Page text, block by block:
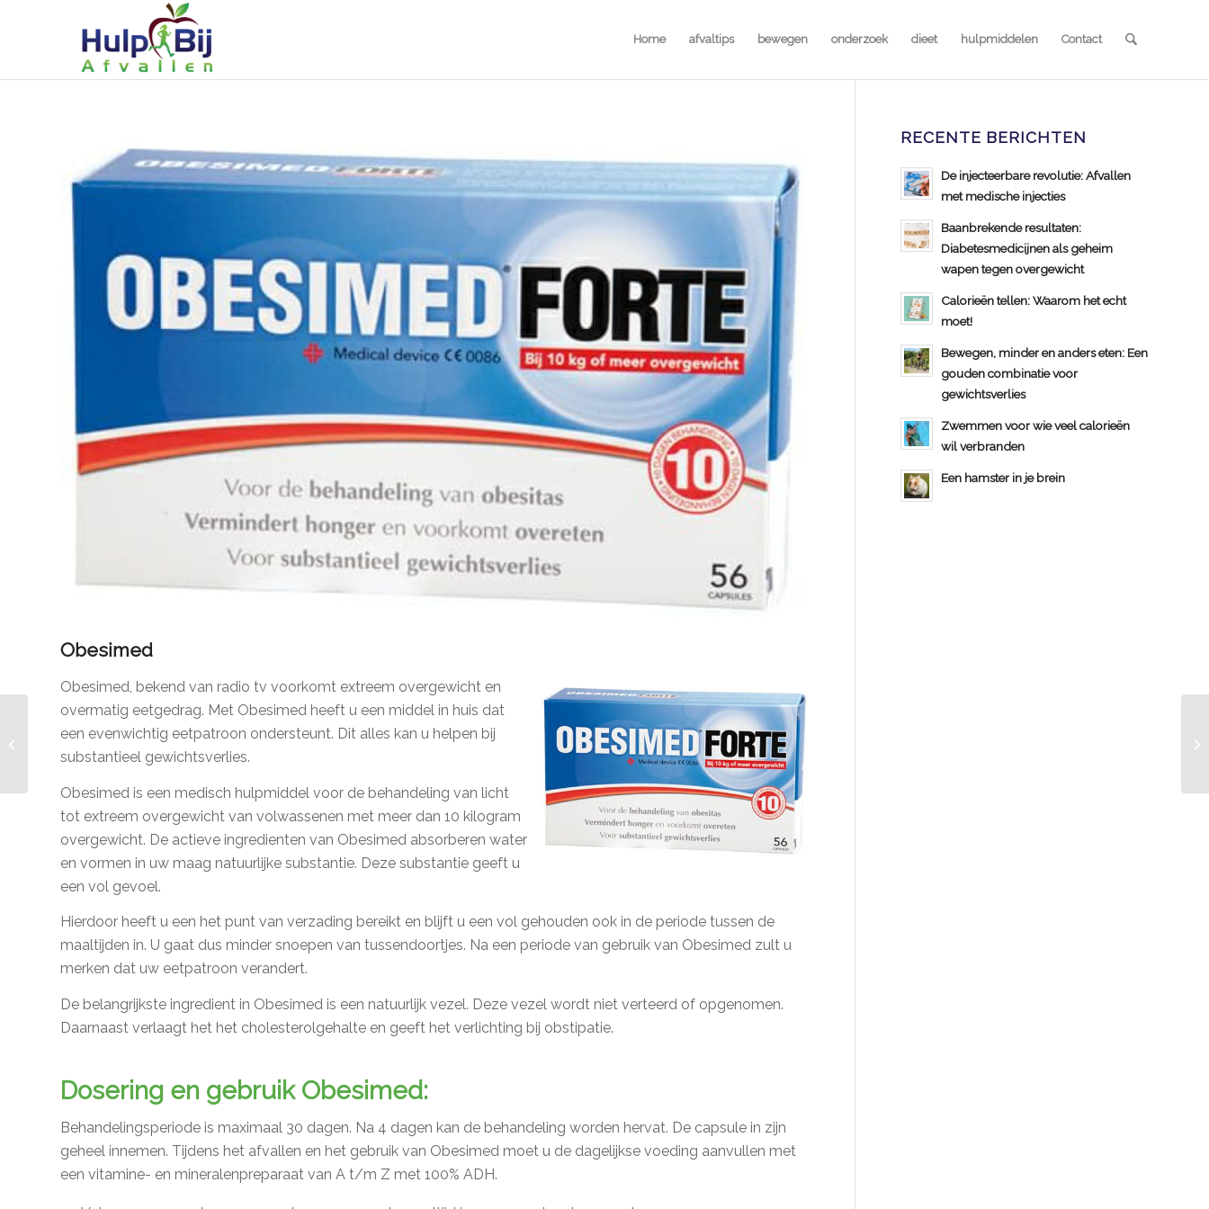
Home afvaltips bewegen onderzoek dieet hulpmiddelen Contact
Obesimed
Obesimed, bekend van radio tv voorkomt extreem overgewicht en
overmatig eetgedrag. Met Obesimed heeft u een middel in huis dat
een evenwichtig eetpatroon ondersteunt. Dit alles kan u helpen bij
substantieel gewichtsverlies.
Obesimed is een medisch hulpmiddel voor de behandeling van licht
tot extreem overgewicht van volwassenen met meer dan 10 kilogram
overgewicht. De actieve ingredienten van Obesimed absorberen water
en vormen in uw maag natuurlijke substantie. Deze substantie geeft u
een vol gevoel.
Hierdoor heeft u een het punt van verzading bereikt en blijft u een vol gehouden ook in de periode tussen de
maaltijden in. U gaat dus minder snoepen van tussendoortjes. Na een periode van gebruik van Obesimed zult u
merken dat uw eetpatroon verandert.
De belangrijkste ingredient in Obesimed is een natuurlijk vezel. Deze vezel wordt niet verteerd of opgenomen.
Daarnaast verlaagt het het cholesterolgehalte en geeft het verlichting bij obstipatie.
Dosering en gebruik Obesimed:
Behandelingsperiode is maximaal 30 dagen. Na 4 dagen kan de behandeling worden hervat. De capsule in zijn
geheel innemen. Tijdens het afvallen en het gebruik van Obesimed moet u de dagelijkse voeding aanvullen met
een vitamine- en mineralenpreparaat van A t/m Z met 100% ADH.
RECENTE BERICHTEN
De injecteerbare revolutie: Afvallen
met medische injecties
Baanbrekende resultaten:
Diabetesmedicijnen als geheim
wapen tegen overgewicht
Calorieën tellen: Waarom het echt
moet!
Bewegen, minder en anders eten: Een
gouden combinatie voor
gewichtsverlies
Zwemmen voor wie veel calorieën
wil verbranden
Een hamster in je brein
QNEXA nieuwe afslank